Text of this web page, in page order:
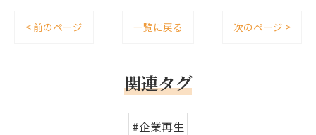
< 前のページ 一覧に戻る 次のページ >
関連タグ
#企業再生